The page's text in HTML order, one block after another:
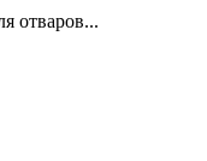
отваров...